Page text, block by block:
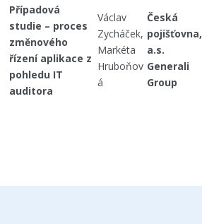
Případová
studie – proces
změnového
řízení aplikace z
pohledu IT
auditora
Václav
Zycháček,
Markéta
Hruboňov
á
Česká
pojišťovna,
a.s.
Generali
Group